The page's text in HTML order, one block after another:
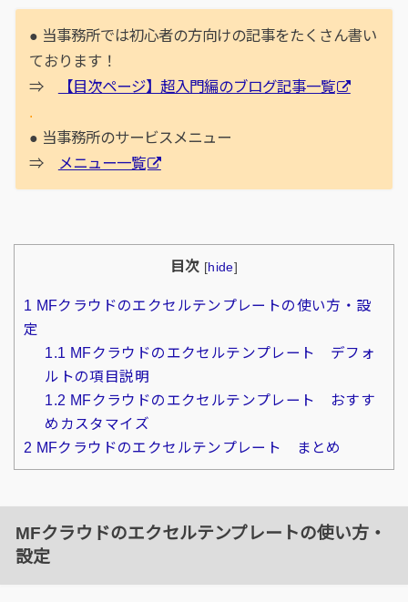
● 当事務所では初心者の方向けの記事をたくさん書い
ております！
⇒
【目次ページ】超入門編のブログ記事一覧
.
● 当事務所のサービスメニュー
⇒
メニュー一覧
目次 [hide]
1 MFクラウドのエクセルテンプレートの使い方・設
定
1.1 MFクラウドのエクセルテンプレート デフォ
ルトの項目説明
1.2 MFクラウドのエクセルテンプレート おすす
めカスタマイズ
2 MFクラウドのエクセルテンプレート まとめ
MFクラウドのエクセルテンプレートの使い方・
設定